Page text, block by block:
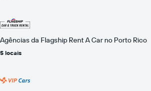
Agências da Flagship Rent A Car no Porto Rico
5 locais